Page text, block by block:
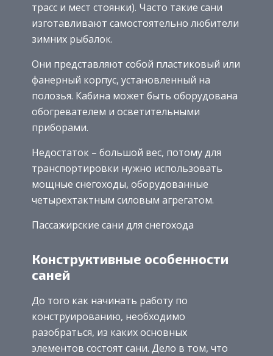
трасс и мест стоянки). Часто такие сани
изготавливают самостоятельно любители
зимних рыбалок.
Они представляют собой пластиковый или
фанерный корпус, установленный на
полозья. Кабина может быть оборудована
обогревателем и осветительными
приборами.
Недостаток – большой вес, потому для
транспортировки нужно использовать
мощные снегоходы, оборудованные
четырехтактным силовым агрегатом.
Пассажирские сани для снегохода
Конструктивные особенности
саней
До того как начинать работу по
конструированию, необходимо
разобраться, из каких основных
элементов состоят сани. Дело в том, что